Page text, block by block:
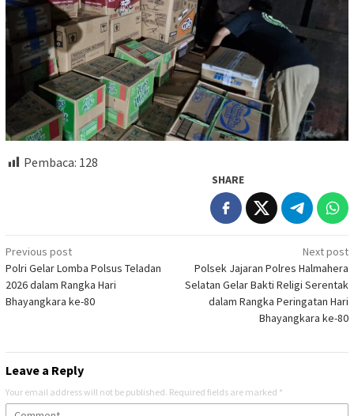
Pembaca: 128
SHARE
Post
navigation
Previous post
Polri Gelar Lomba Polsus Teladan
2026 dalam Rangka Hari
Bhayangkara ke-80
Next post
Polsek Jajaran Polres Halmahera
Selatan Gelar Bakti Religi Serentak
dalam Rangka Peringatan Hari
Bhayangkara ke-80
Leave a Reply
Your email address will not be published. Required fields are marked *